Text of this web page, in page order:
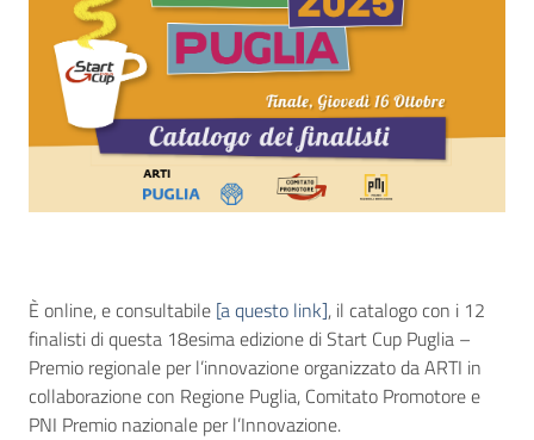
È online, e consultabile [a questo link], il catalogo con i 12
finalisti di questa 18esima edizione di Start Cup Puglia –
Premio regionale per l’innovazione organizzato da ARTI in
collaborazione con Regione Puglia, Comitato Promotore e
PNI Premio nazionale per l’Innovazione.